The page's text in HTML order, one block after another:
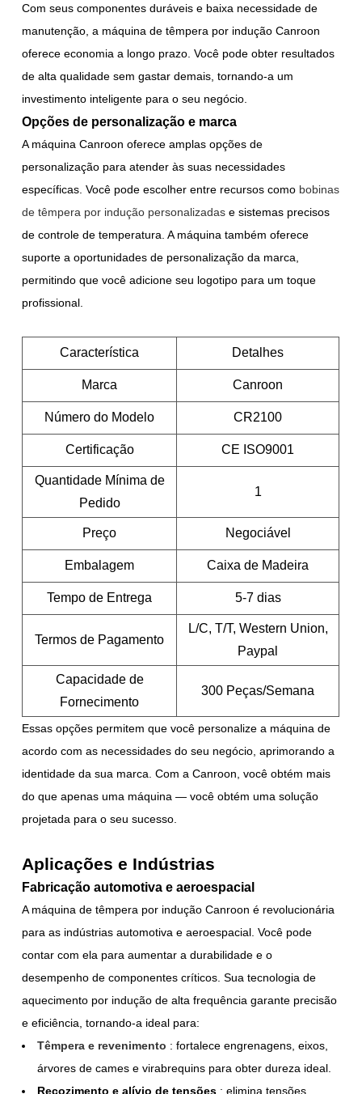
Com seus componentes duráveis e baixa necessidade de
manutenção, a máquina de têmpera por indução Canroon
oferece economia a longo prazo. Você pode obter resultados
de alta qualidade sem gastar demais, tornando-a um
investimento inteligente para o seu negócio.
Opções de personalização e marca
A máquina Canroon oferece amplas opções de
personalização para atender às suas necessidades
específicas. Você pode escolher entre recursos como bobinas
de têmpera por indução personalizadas e sistemas precisos
de controle de temperatura. A máquina também oferece
suporte a oportunidades de personalização da marca,
permitindo que você adicione seu logotipo para um toque
profissional.
Característica Detalhes
Marca Canroon
Número do Modelo CR2100
Certificação CE ISO9001
Quantidade Mínima de
Pedido
1
Preço Negociável
Embalagem Caixa de Madeira
Tempo de Entrega 5-7 dias
Termos de Pagamento
L/C, T/T, Western Union,
Paypal
Capacidade de
Fornecimento
300 Peças/Semana
Essas opções permitem que você personalize a máquina de
acordo com as necessidades do seu negócio, aprimorando a
identidade da sua marca. Com a Canroon, você obtém mais
do que apenas uma máquina — você obtém uma solução
projetada para o seu sucesso.
Aplicações e Indústrias
Fabricação automotiva e aeroespacial
A máquina de têmpera por indução Canroon é revolucionária
para as indústrias automotiva e aeroespacial. Você pode
contar com ela para aumentar a durabilidade e o
desempenho de componentes críticos. Sua tecnologia de
aquecimento por indução de alta frequência garante precisão
e eficiência, tornando-a ideal para:
Têmpera e revenimento : fortalece engrenagens, eixos,
árvores de cames e virabrequins para obter dureza ideal.
Recozimento e alívio de tensões : elimina tensões